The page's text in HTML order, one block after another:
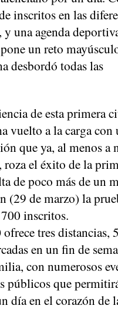
inscritos en las
una agenda
un reto
desbordó todas las
de esta primera
vuelto a la carga con
que ya, al menos a
el éxito de la
de poco más de un
(29 de marzo) la
inscritos.
tres distancias,
en un fin de
con numerosos
públicos que
día en el corazón de